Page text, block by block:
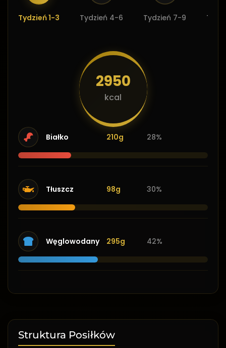
Tydzień 1-3 Tydzień 4-6 Tydzień 7-9
2950
kcal
Białko 210g 28%
Tłuszcz 98g 30%
Węglowodany 295g 42%
Struktura Posiłków